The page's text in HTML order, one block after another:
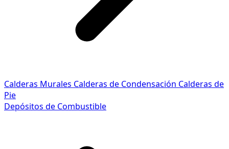
Calderas Murales Calderas de Condensación Calderas de
Pie
Depósitos de Combustible